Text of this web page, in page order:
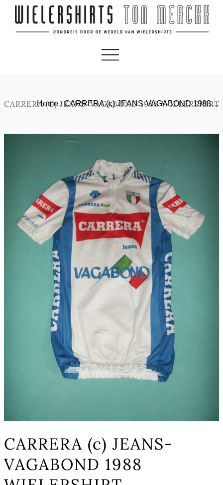
CARRERA (C) JEANS-VAGABOND 1988 WIELERSHIRT
Home /CARRERA (c) JEANS-VAGABOND 1988…
CARRERA (c) JEANS-
VAGABOND 1988